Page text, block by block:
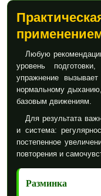
Любую
уровень
упражнение
нормальному
базовым движениям.
Для результата
и система:
постепенное
повторения и
Разминка